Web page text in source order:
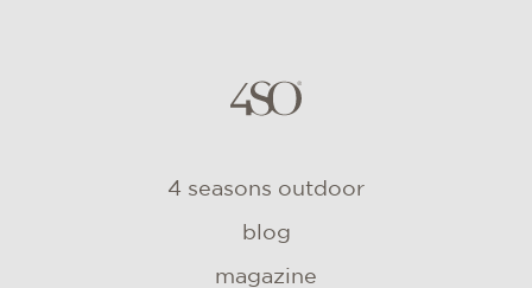
4 seasons outdoor
blog
magazine